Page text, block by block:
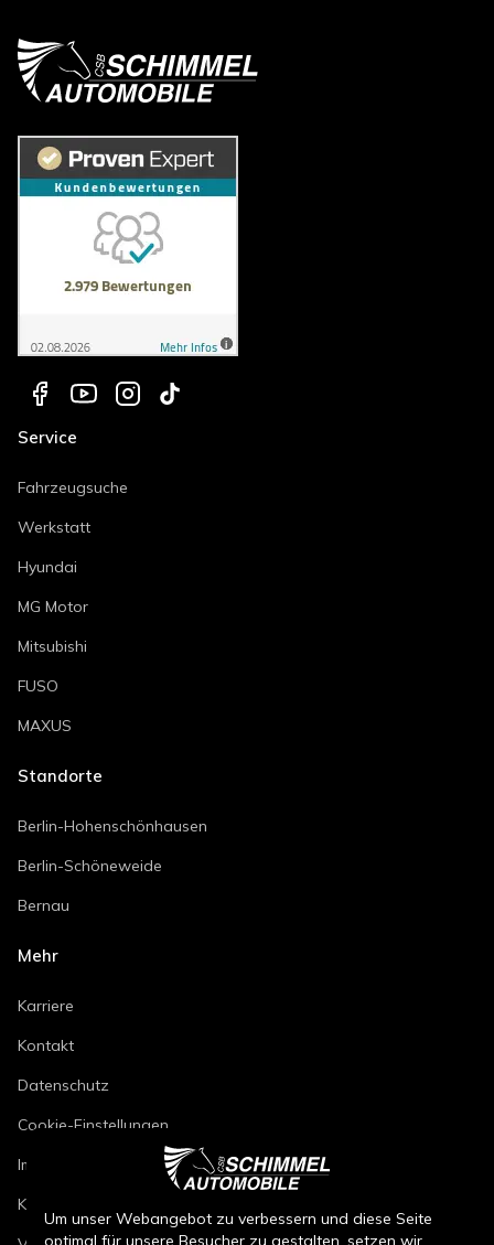
Service
Fahrzeugsuche
Werkstatt
Hyundai
MG Motor
Mitsubishi
FUSO
MAXUS
Standorte
Berlin-Hohenschönhausen
Berlin-Schöneweide
Bernau
Mehr
Karriere
Kontakt
Datenschutz
Cookie-Einstellungen
Impressum
Kfz-Reparaturbedingungen
Um unser Webangebot zu verbessern und diese Seite
optimal für unsere Besucher zu gestalten, setzen wir